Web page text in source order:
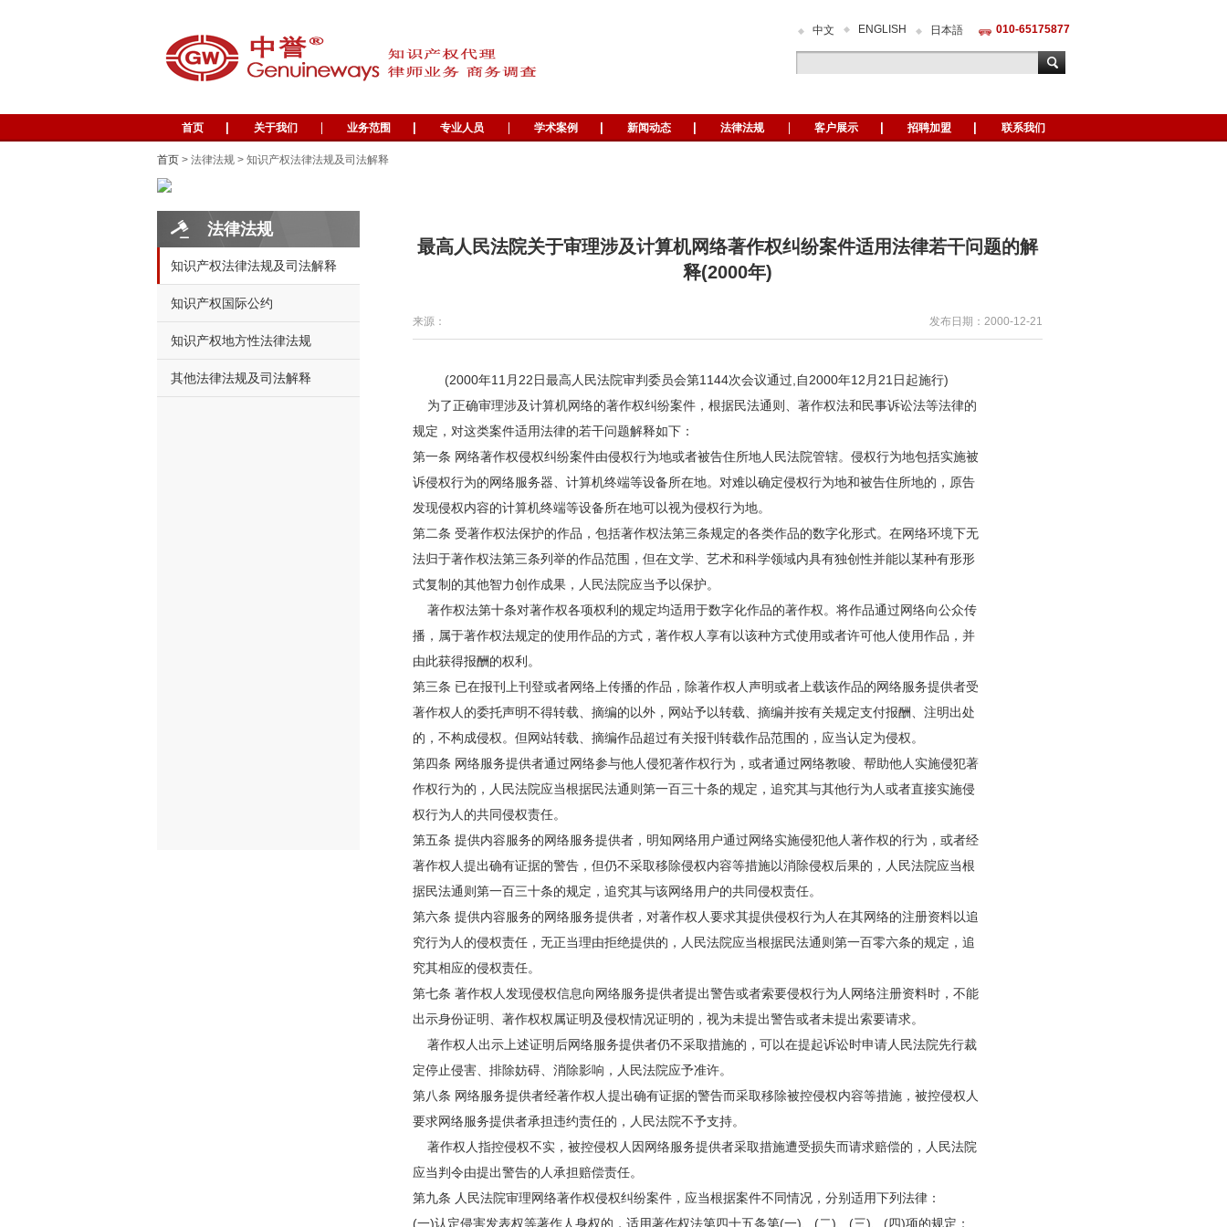
中文 ENGLISH 日本語 010-65175877
首页 关于我们 业务范围 专业人员 学术案例 新闻动态 法律法规 客户展示 招聘加盟 联系我们
首页 > 法律法规 > 知识产权法律法规及司法解释
法律法规
知识产权法律法规及司法解释
知识产权国际公约
知识产权地方性法律法规
其他法律法规及司法解释
最高人民法院关于审理涉及计算机网络著作权纠纷案件适用法律若干问题的解
释(2000年)
来源： 发布日期：2000-12-21
(2000年11月22日最高人民法院审判委员会第1144次会议通过,自2000年12月21日起施行)
为了正确审理涉及计算机网络的著作权纠纷案件，根据民法通则、著作权法和民事诉讼法等法律的
规定，对这类案件适用法律的若干问题解释如下：
第一条 网络著作权侵权纠纷案件由侵权行为地或者被告住所地人民法院管辖。侵权行为地包括实施被
诉侵权行为的网络服务器、计算机终端等设备所在地。对难以确定侵权行为地和被告住所地的，原告
发现侵权内容的计算机终端等设备所在地可以视为侵权行为地。
第二条 受著作权法保护的作品，包括著作权法第三条规定的各类作品的数字化形式。在网络环境下无
法归于著作权法第三条列举的作品范围，但在文学、艺术和科学领域内具有独创性并能以某种有形形
式复制的其他智力创作成果，人民法院应当予以保护。
著作权法第十条对著作权各项权利的规定均适用于数字化作品的著作权。将作品通过网络向公众传
播，属于著作权法规定的使用作品的方式，著作权人享有以该种方式使用或者许可他人使用作品，并
由此获得报酬的权利。
第三条 已在报刊上刊登或者网络上传播的作品，除著作权人声明或者上载该作品的网络服务提供者受
著作权人的委托声明不得转载、摘编的以外，网站予以转载、摘编并按有关规定支付报酬、注明出处
的，不构成侵权。但网站转载、摘编作品超过有关报刊转载作品范围的，应当认定为侵权。
第四条 网络服务提供者通过网络参与他人侵犯著作权行为，或者通过网络教唆、帮助他人实施侵犯著
作权行为的，人民法院应当根据民法通则第一百三十条的规定，追究其与其他行为人或者直接实施侵
权行为人的共同侵权责任。
第五条 提供内容服务的网络服务提供者，明知网络用户通过网络实施侵犯他人著作权的行为，或者经
著作权人提出确有证据的警告，但仍不采取移除侵权内容等措施以消除侵权后果的，人民法院应当根
据民法通则第一百三十条的规定，追究其与该网络用户的共同侵权责任。
第六条 提供内容服务的网络服务提供者，对著作权人要求其提供侵权行为人在其网络的注册资料以追
究行为人的侵权责任，无正当理由拒绝提供的，人民法院应当根据民法通则第一百零六条的规定，追
究其相应的侵权责任。
第七条 著作权人发现侵权信息向网络服务提供者提出警告或者索要侵权行为人网络注册资料时，不能
出示身份证明、著作权权属证明及侵权情况证明的，视为未提出警告或者未提出索要请求。
著作权人出示上述证明后网络服务提供者仍不采取措施的，可以在提起诉讼时申请人民法院先行裁
定停止侵害、排除妨碍、消除影响，人民法院应予准许。
第八条 网络服务提供者经著作权人提出确有证据的警告而采取移除被控侵权内容等措施，被控侵权人
要求网络服务提供者承担违约责任的，人民法院不予支持。
著作权人指控侵权不实，被控侵权人因网络服务提供者采取措施遭受损失而请求赔偿的，人民法院
应当判令由提出警告的人承担赔偿责任。
第九条 人民法院审理网络著作权侵权纠纷案件，应当根据案件不同情况，分别适用下列法律：
(一)认定侵害发表权等著作人身权的，适用著作权法第四十五条第(一)、(二)、(三)、(四)项的规定；